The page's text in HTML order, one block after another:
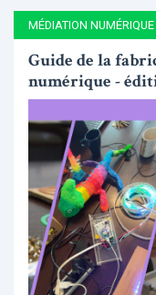
MÉDIATION NUMÉRIQUE
Guide de la
numérique -